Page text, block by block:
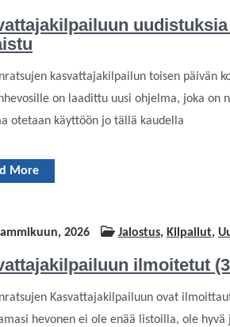
kasvattajakilpailun toisen päivän
on laadittu uusi ohjelma, joka on
otetaan käyttöön jo tällä kaudella
More
2026 Jalostus, Kilpailut,
ilmoitetut
Kasvattajakilpailuun ovat
hevonen ei ole enää listoilla, ole